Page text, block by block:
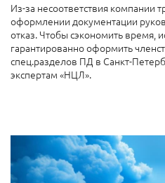
Из-за несоответствия компании
оформлении документации
отказ. Чтобы сэкономить время,
гарантированно оформить
спец.разделов ПД в Санкт-
экспертам «НЦЛ».